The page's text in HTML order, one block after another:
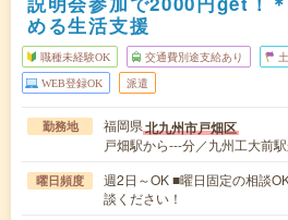
める生活支援
職種未経験OK 交通費別途支給あり
WEB登録OK 派遣
勤務地 福岡県北九州市戸畑区
戸畑駅から---分／九州工大前
曜日頻度
週2日～OK ■曜日固定の相談
談ください！